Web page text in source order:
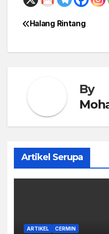
Post
navigation
Halang Rintang
By
Artikel Serupa
ARTIKEL CERMIN